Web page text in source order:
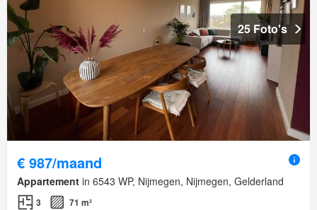
25 Foto's
€ 987/maand
Appartement in 6543 WP, Nijmegen, Nijmegen, Gelderland
3 71 m²